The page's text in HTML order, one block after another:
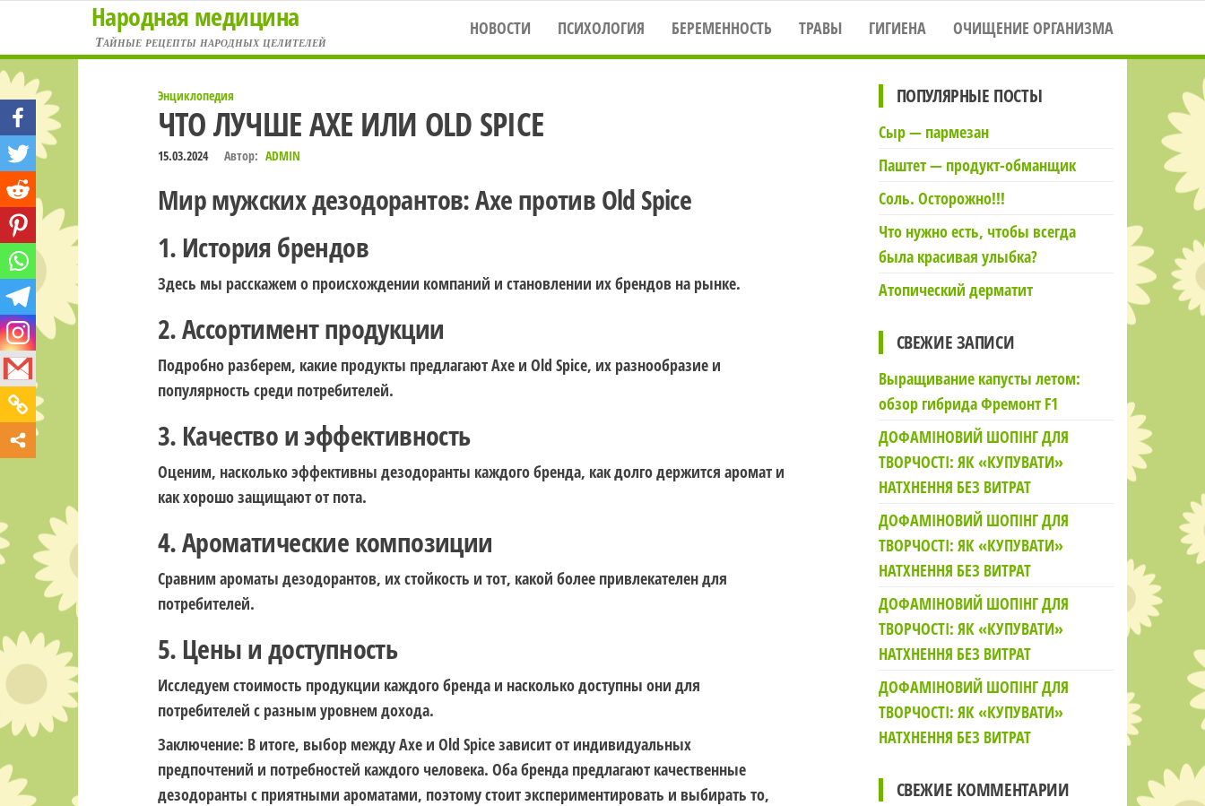
содержимому
Народная медицина
Тайные рецепты народных целителей
НОВОСТИ ПСИХОЛОГИЯ БЕРЕМЕННОСТЬ ТРАВЫ ГИГИЕНА ОЧИЩЕНИЕ ОРГАНИЗМА
Энциклопедия
ЧТО ЛУЧШЕ AXE ИЛИ OLD SPICE
15.03.2024 Автор: ADMIN
Мир мужских дезодорантов: Axe против Old Spice
1. История брендов
Здесь мы расскажем о происхождении компаний и становлении их брендов на рынке.
2. Ассортимент продукции
Подробно разберем, какие продукты предлагают Axe и Old Spice, их разнообразие и
популярность среди потребителей.
3. Качество и эффективность
Оценим, насколько эффективны дезодоранты каждого бренда, как долго держится аромат и
как хорошо защищают от пота.
4. Ароматические композиции
Сравним ароматы дезодорантов, их стойкость и тот, какой более привлекателен для
потребителей.
5. Цены и доступность
Исследуем стоимость продукции каждого бренда и насколько доступны они для
потребителей с разным уровнем дохода.
Заключение: В итоге, выбор между Axe и Old Spice зависит от индивидуальных
предпочтений и потребностей каждого человека. Оба бренда предлагают качественные
дезодоранты с приятными ароматами, поэтому стоит экспериментировать и выбирать то,
ПОПУЛЯРНЫЕ ПОСТЫ
Сыр — пармезан
Паштет — продукт-обманщик
Соль. Осторожно!!!
Что нужно есть, чтобы всегда
была красивая улыбка?
Атопический дерматит
СВЕЖИЕ ЗАПИСИ
Выращивание капусты летом:
обзор гибрида Фремонт F1
ДОФАМІНОВИЙ ШОПІНГ ДЛЯ
ТВОРЧОСТІ: ЯК «КУПУВАТИ»
НАТХНЕННЯ БЕЗ ВИТРАТ
ДОФАМІНОВИЙ ШОПІНГ ДЛЯ
ТВОРЧОСТІ: ЯК «КУПУВАТИ»
НАТХНЕННЯ БЕЗ ВИТРАТ
ДОФАМІНОВИЙ ШОПІНГ ДЛЯ
ТВОРЧОСТІ: ЯК «КУПУВАТИ»
НАТХНЕННЯ БЕЗ ВИТРАТ
ДОФАМІНОВИЙ ШОПІНГ ДЛЯ
ТВОРЧОСТІ: ЯК «КУПУВАТИ»
НАТХНЕННЯ БЕЗ ВИТРАТ
СВЕЖИЕ КОММЕНТАРИИ